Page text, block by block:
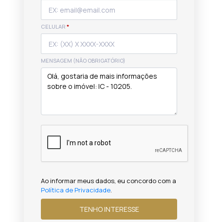
CELULAR *
MENSAGEM (NÃO OBRIGATÓRIO)
Ao informar meus dados, eu concordo com a
Política de Privacidade.
TENHO INTERESSE